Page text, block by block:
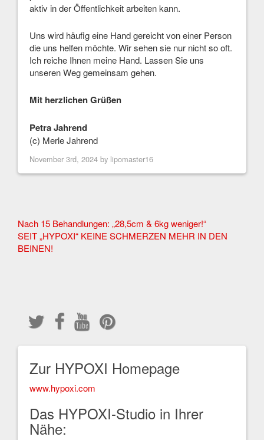
aktiv in der Öffentlichkeit arbeiten kann.
Uns wird häufig eine Hand gereicht von einer Person
die uns helfen möchte. Wir sehen sie nur nicht so oft.
Ich reiche Ihnen meine Hand. Lassen Sie uns
unseren Weg gemeinsam gehen.
Mit herzlichen Grüßen
Petra Jahrend
(c) Merle Jahrend
November 3rd, 2024 by lipomaster16
Other
Articles
Nach 15 Behandlungen: „28,5cm & 6kg weniger!“
SEIT „HYPOXI“ KEINE SCHMERZEN MEHR IN DEN
BEINEN!
Zur HYPOXI Homepage
www.hypoxi.com
Das HYPOXI-Studio in Ihrer
Nähe: